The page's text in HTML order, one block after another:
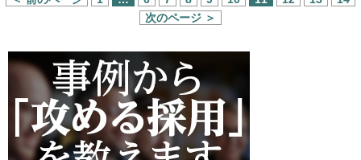
次のページ ＞